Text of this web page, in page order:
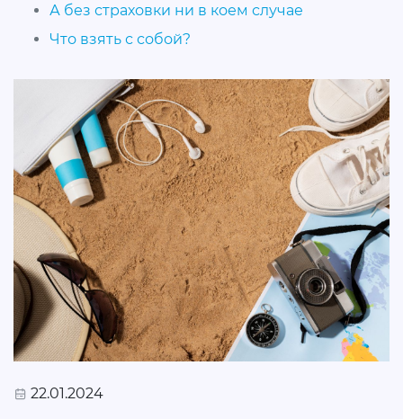
22.01.2024
А без страховки ни в коем случае
Что взять с собой?